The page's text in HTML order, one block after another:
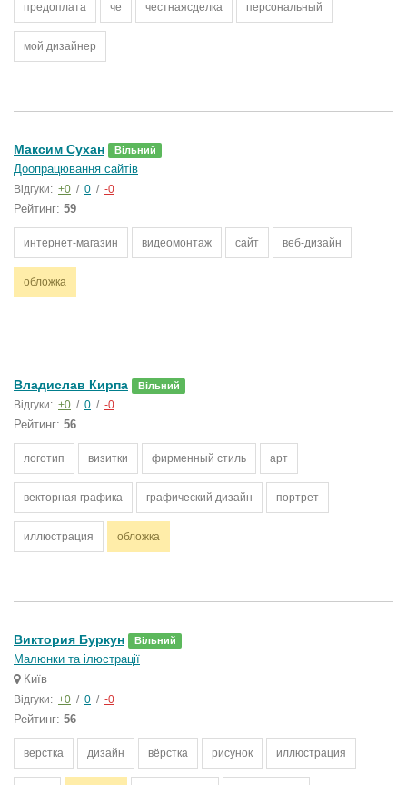
предоплата че честнаясделка персональный
мой дизайнер
Максим Сухан Вільний
Доопрацювання сайтів
Відгуки: +0 / 0 / -0
Рейтинг: 59
интернет-магазин видеомонтаж сайт веб-дизайн
обложка
Владислав Кирпа Вільний
Відгуки: +0 / 0 / -0
Рейтинг: 56
логотип визитки фирменный стиль арт
векторная графика графический дизайн портрет
иллюстрация обложка
Виктория Буркун Вільний
Малюнки та ілюстрації
Київ
Відгуки: +0 / 0 / -0
Рейтинг: 56
верстка дизайн вёрстка рисунок иллюстрация